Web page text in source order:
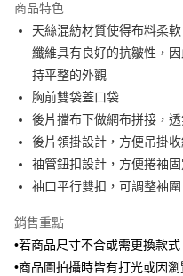
合作金庫商業銀行
華南商業銀行
上海商業儲蓄銀行
國泰世華商業銀行
臺灣中小企業銀行
匯豐（台灣）商業銀行
聯邦商業銀行
元大商業銀行
玉山商業銀行
台新國際商業銀行
6 期 0 利率 每期
華南商業銀行
上海商業儲蓄銀行
國泰世華商業銀行
臺灣中小企業銀行
匯豐（台灣）商業銀行
聯邦商業銀行
元大商業銀行
玉山商業銀行
台灣樂天信用卡公司
Apple Pay
街口支付
ATM付款
運送方式
新竹物流宅配
新竹物流離島宅配
每筆NT$350，滿NT$3,500(
商品特色
天絲混紡材質使得布料柔
纖維具有良好的抗皺性，
持平整的外觀
胸前雙袋蓋口袋
後片擋布下做網布拼接，
後片領掛設計，方便吊掛收
袖管鈕扣設計，方便捲袖固
袖口平行雙扣，可調整袖圍
銷售重點
•若商品尺寸不合或需更換款
•商品圖拍攝時皆有打光或因